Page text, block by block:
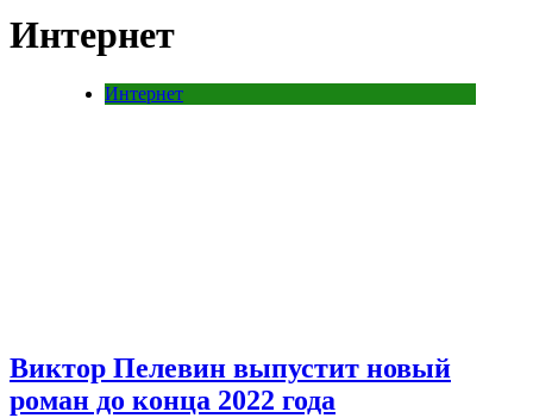
Интернет
Интернет
Виктор Пелевин выпустит новый
роман до конца 2022 года